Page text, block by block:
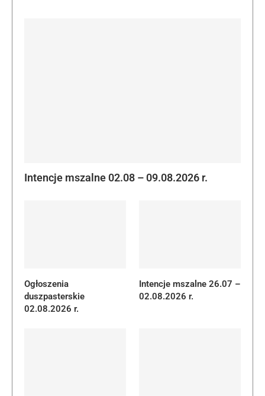
Intencje mszalne 02.08 – 09.08.2026 r.
Ogłoszenia
duszpasterskie
02.08.2026 r.
Intencje mszalne 26.07 –
02.08.2026 r.